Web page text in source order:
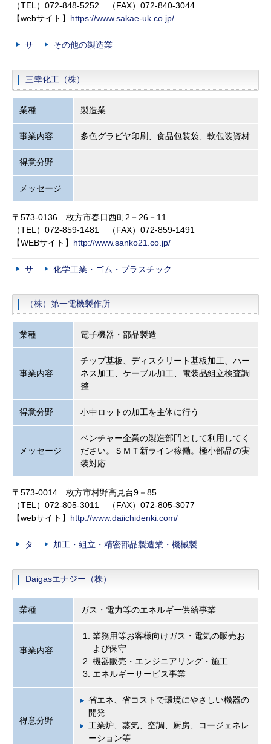
（TEL）072-848-5252 （FAX）072-840-3044
【webサイト】 https://www.sakae-uk.co.jp/
サ その他の製造業
三幸化工（株）
業種 製造業
事業内容 多色グラビヤ印刷、食品包装袋、軟包装資材
得意分野
メッセージ
〒573-0136 枚方市春日西町2－26－11
（TEL）072-859-1481 （FAX）072-859-1491
【WEBサイト】 http://www.sanko21.co.jp/
サ 化学工業・ゴム・プラスチック
（株）第一電機製作所
業種 電子機器・部品製造
事業内容
チップ基板、ディスクリート基板加工、ハー
ネス加工、ケーブル加工、電装品組立検査調
整
得意分野 小中ロットの加工を主体に行う
メッセージ
ベンチャー企業の製造部門として利用してく
ださい。ＳＭＴ新ライン稼働。極小部品の実
装対応
〒573-0014 枚方市村野高見台9－85
（TEL）072-805-3011 （FAX）072-805-3077
【webサイト】 http://www.daiichidenki.com/
タ 加工・組立・精密部品製造業・機械製
Daigasエナジー（株）
業種 ガス・電力等のエネルギー供給事業
事業内容
業務用等お客様向けガス・電気の販売お
よび保守
機器販売・エンジニアリング・施工
エネルギーサービス事業
得意分野
省エネ、省コストで環境にやさしい機器の
開発
工業炉、蒸気、空調、厨房、コージェネレ
ーション等